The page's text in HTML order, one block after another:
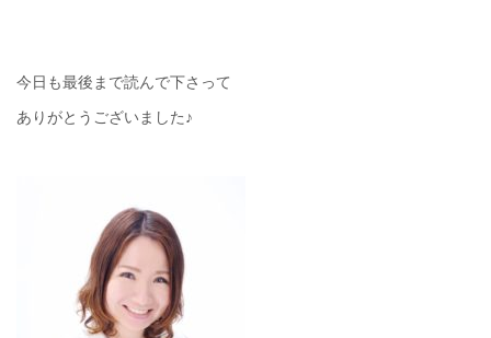
今日も最後まで読んで下さって
ありがとうございました♪